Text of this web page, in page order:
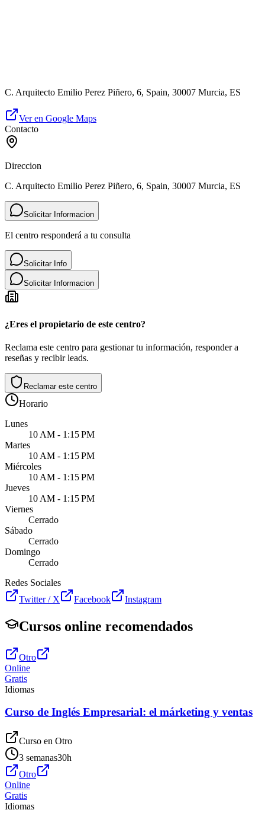
C. Arquitecto Emilio Perez Piñero, 6, Spain, 30007 Murcia, ES
Ver en Google Maps
Contacto
Direccion
C. Arquitecto Emilio Perez Piñero, 6, Spain, 30007 Murcia, ES
Solicitar Informacion
El centro responderá a tu consulta
Solicitar Info
Solicitar Informacion
¿Eres el propietario de este centro?
Reclama este centro para gestionar tu información, responder a
reseñas y recibir leads.
Reclamar este centro
Horario
Lunes
10 AM - 1:15 PM
Martes
10 AM - 1:15 PM
Miércoles
10 AM - 1:15 PM
Jueves
10 AM - 1:15 PM
Viernes
Cerrado
Sábado
Cerrado
Domingo
Cerrado
Redes Sociales
Twitter / X
Facebook Instagram
Cursos online recomendados
Otro
Online
Gratis
Idiomas
Curso de Inglés Empresarial: el márketing y ventas
Curso en Otro
3 semanas30h
Otro
Online
Gratis
Idiomas